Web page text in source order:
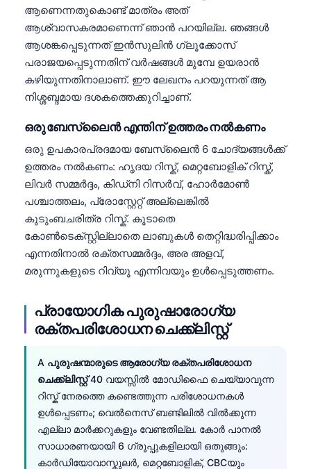
ആണെന്നതുകൊണ്ട് മാത്രം അത്
ആശ്വാസകരമാണെന്ന് ഞാൻ പറയില്ല. ഞങ്ങൾ
ആശങ്കപ്പെടുന്നത് ഇൻസുലിൻ ഗ്ലൂക്കോസ്
പരാജയപ്പെടുന്നതിന് വർഷങ്ങൾ മുമ്പേ ഉയരാൻ
കഴിയുന്നതിനാലാണ്. ഈ ലേഖനം പറയുന്നത് ആ
നിശ്ശബ്ദമായ ദശകത്തെക്കുറിച്ചാണ്.
ഒരു ബേസ്ലൈൻ എന്തിന് ഉത്തരം നൽകണം
ഒരു ഉപകാരപ്രദമായ ബേസ്ലൈൻ 6 ചോദ്യങ്ങൾക്ക്
ഉത്തരം നൽകണം: ഹൃദയ റിസ്ക്, മെറ്റബോളിക് റിസ്ക്,
ലിവർ സമ്മർദ്ദം, കിഡ്നി റിസർവ്, ഹോർമോൺ
പശ്ചാത്തലം, പ്രോസ്റ്റേറ്റ് അല്ലെങ്കിൽ
കുടുംബചരിത്ര റിസ്ക്. കൂടാതെ
കോൺടെക്സ്റ്റില്ലാതെ ലാബുകൾ തെറ്റിദ്ധരിപ്പിക്കാം
എന്നതിനാൽ രക്തസമ്മർദ്ദം, അര അളവ്,
മരുന്നുകളുടെ റിവ്യൂ എന്നിവയും ഉൾപ്പെടുത്തണം.
പ്രായോഗിക പുരുഷാരോഗ്യ
രക്തപരിശോധന ചെക്ക്ലിസ്റ്റ്
A പുരുഷന്മാരുടെ ആരോഗ്യ രക്തപരിശോധന
ചെക്ക്ലിസ്റ്റ്40 വയസ്സിൽ മോഡിഫൈ ചെയ്യാവുന്ന
റിസ്ക് നേരത്തെ കണ്ടെത്തുന്ന പരിശോധനകൾ
ഉൾപ്പെടണം; വെൽനെസ് ബണ്ടിലിൽ വിൽക്കുന്ന
എല്ലാ മാർക്കറുകളും വേണ്ടതില്ല. കോർ പാനൽ
സാധാരണയായി 6 ഗ്രൂപ്പുകളിലായി ഒതുങ്ങും:
കാർഡിയോവാസ്കുലർ, മെറ്റബോളിക്, CBCയും